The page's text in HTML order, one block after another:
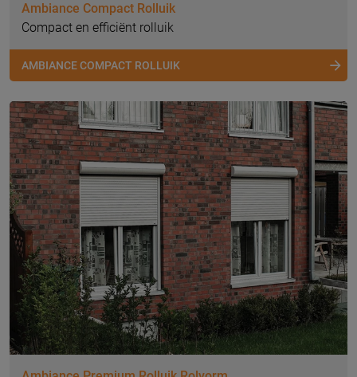
Ambiance Compact Rolluik
Compact en efficiënt rolluik
AMBIANCE COMPACT ROLLUIK